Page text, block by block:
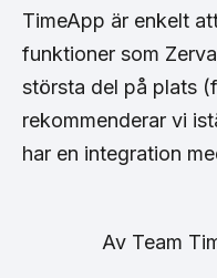
TimeApp är enkelt
funktioner som
största del på plats
rekommenderar vi
har en integration
Av Team